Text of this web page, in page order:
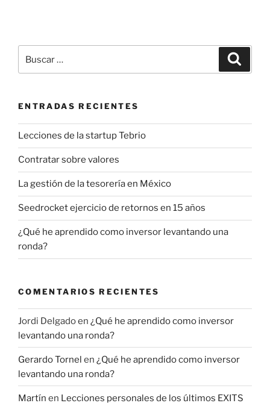
por:
ENTRADAS RECIENTES
Lecciones de la startup Tebrio
Contratar sobre valores
La gestión de la tesorería en México
Seedrocket ejercicio de retornos en 15 años
¿Qué he aprendido como inversor levantando una
ronda?
COMENTARIOS RECIENTES
Jordi Delgadoen ¿Qué he aprendido como inversor
levantando una ronda?
Gerardo Tornel en ¿Qué he aprendido como inversor
levantando una ronda?
Martín en Lecciones personales de los últimos EXITS